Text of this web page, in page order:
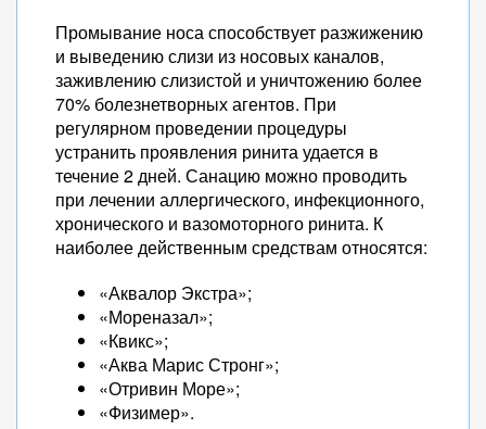
Промывание носа способствует разжижению
и выведению слизи из носовых каналов,
заживлению слизистой и уничтожению более
70% болезнетворных агентов. При
регулярном проведении процедуры
устранить проявления ринита удается в
течение 2 дней. Санацию можно проводить
при лечении аллергического, инфекционного,
хронического и вазомоторного ринита. К
наиболее действенным средствам относятся:
«Аквалор Экстра»;
«Мореназал»;
«Квикс»;
«Аква Марис Стронг»;
«Отривин Море»;
«Физимер».